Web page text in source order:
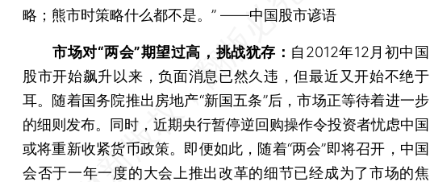
略；熊市时策略什么都不是。” ——中国股市谚语
市场对“两会”期望过高，挑战犹存： 自2012年12月初中国
股市开始飙升以来，负面消息已然久违，但最近又开始不绝于
耳。随着国务院推出房地产“新国五条”后，市场正等待着进一步
的细则发布。同时，近期央行暂停逆回购操作令投资者忧虑中国
或将重新收紧货币政策。即便如此，随着“两会”即将召开，中国
会否于一年一度的大会上推出改革的细节已经成为了市场的焦